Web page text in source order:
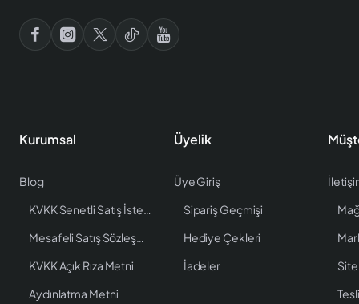
Kurumsal
Blog
KVKK Senetli Satış İstenen Bilgiler
Mesafeli Satış Sözleşmesi
KVKK Açık Rıza Metni
Aydınlatma Metni
Üyelik
Üye Giriş
Sipariş Geçmişi
Hediye Çekleri
İadeler
Site